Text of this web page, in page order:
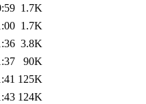
1.7K
1.7K
3.8K
90K
125K
124K